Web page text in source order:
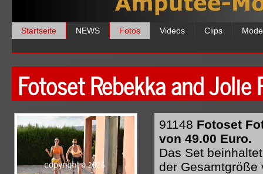
Startseite NEWS Fotos Videos Clips
Fotoset Rebekka and Jolie
91148 Fotoset
von 49.00 Euro.
Das Set
der Gesamtgröße